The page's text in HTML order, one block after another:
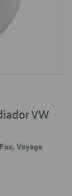
VW
Voyage